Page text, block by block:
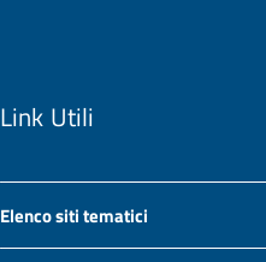
Link Utili
Elenco siti tematici